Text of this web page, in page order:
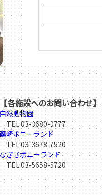
【各施設へのお問い合わせ】
自然動物園
TEL:03-3680-0777
篠崎ポニーランド
TEL:03-3678-7520
なぎさポニーランド
TEL:03-5658-5720